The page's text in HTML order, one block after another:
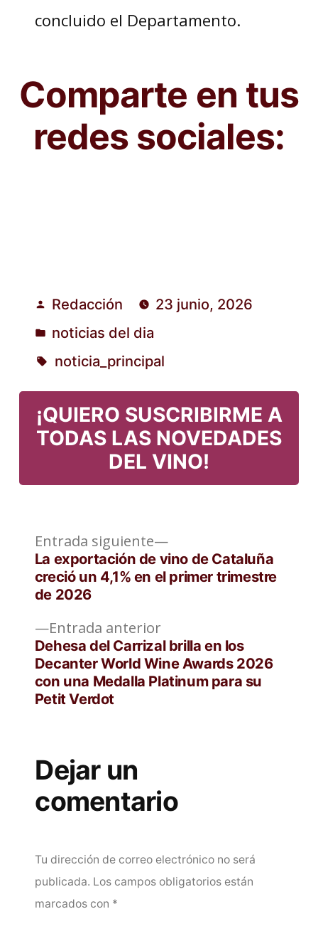
concluido el Departamento.
Comparte en tus
redes sociales:
Publicado
por
Redacción 23 junio, 2026
Publicado
en
noticias del dia
noticia_principal
¡QUIERO SUSCRIBIRME A
TODAS LAS NOVEDADES
DEL VINO!
Navegación
de
entradas
Entrada anteriorEntrada
anterior:
Dehesa del Carrizal brilla en los
Decanter World Wine Awards 2026
con una Medalla Platinum para su
Petit Verdot
Entrada siguiente
Entrada
siguiente:
La exportación de vino de Cataluña
creció un 4,1% en el primer trimestre
de 2026
Dejar un
comentario
Tu dirección de correo electrónico no será
publicada. Los campos obligatorios están
marcados con *